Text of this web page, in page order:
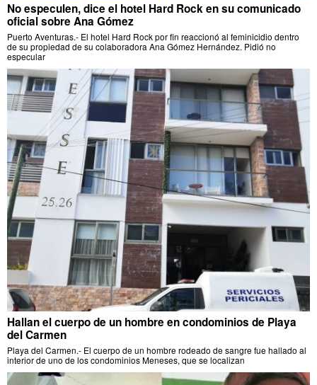
No especulen, dice el hotel Hard Rock en su comunicado
oficial sobre Ana Gómez
Puerto Aventuras.- El hotel Hard Rock por fin reaccionó al feminicidio dentro
de su propiedad de su colaboradora Ana Gómez Hernández. Pidió no
especular
Hallan el cuerpo de un hombre en condominios de Playa
del Carmen
Playa del Carmen.- El cuerpo de un hombre rodeado de sangre fue hallado al
interior de uno de los condominios Meneses, que se localizan